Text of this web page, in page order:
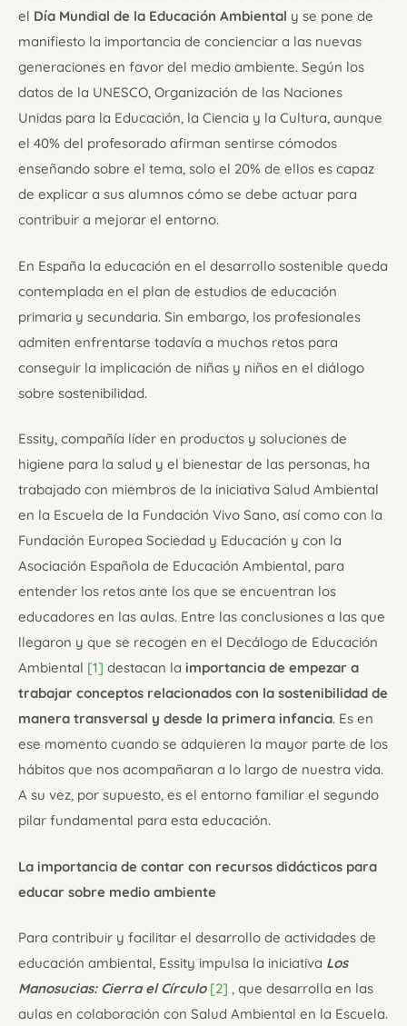
el Día Mundial de la Educación Ambiental y se pone de
manifiesto la importancia de concienciar a las nuevas
generaciones en favor del medio ambiente. Según los
datos de la UNESCO, Organización de las Naciones
Unidas para la Educación, la Ciencia y la Cultura, aunque
el 40% del profesorado afirman sentirse cómodos
enseñando sobre el tema, solo el 20% de ellos es capaz
de explicar a sus alumnos cómo se debe actuar para
contribuir a mejorar el entorno.
En España la educación en el desarrollo sostenible queda
contemplada en el plan de estudios de educación
primaria y secundaria. Sin embargo, los profesionales
admiten enfrentarse todavía a muchos retos para
conseguir la implicación de niñas y niños en el diálogo
sobre sostenibilidad.
Essity, compañía líder en productos y soluciones de
higiene para la salud y el bienestar de las personas, ha
trabajado con miembros de la iniciativa Salud Ambiental
en la Escuela de la Fundación Vivo Sano, así como con la
Fundación Europea Sociedad y Educación y con la
Asociación Española de Educación Ambiental, para
entender los retos ante los que se encuentran los
educadores en las aulas. Entre las conclusiones a las que
llegaron y que se recogen en el Decálogo de Educación
Ambiental [1] destacan la importancia de empezar a
trabajar conceptos relacionados con la sostenibilidad de
manera transversal y desde la primera infancia. Es en
ese momento cuando se adquieren la mayor parte de los
hábitos que nos acompañaran a lo largo de nuestra vida.
A su vez, por supuesto, es el entorno familiar el segundo
pilar fundamental para esta educación.
La importancia de contar con recursos didácticos para
educar sobre medio ambiente
Para contribuir y facilitar el desarrollo de actividades de
educación ambiental, Essity impulsa la iniciativa Los
Manosucias: Cierra el Círculo [2] , que desarrolla en las
aulas en colaboración con Salud Ambiental en la Escuela.